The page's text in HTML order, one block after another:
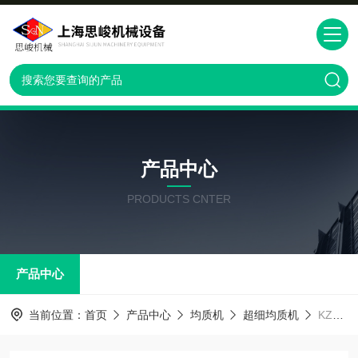
产品中心
PRODUCTS CNTER
产品中心
当前位置： 首页 产品中心 均质机 超细均质机 KZSD油田助剂钻井液用中试型均质机